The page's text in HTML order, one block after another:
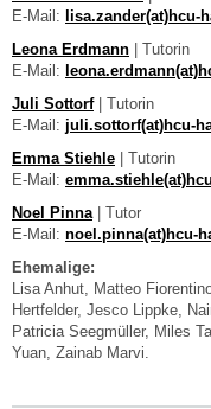
E-Mail: lisa.zander(at)hcu-
Leona Erdmann | Tutorin
E-Mail:
Juli Sottorf| Tutorin
E-Mail: juli.sottorf(at)hcu-
Emma Stiehle | Tutorin
E-Mail:
Noel Pinna| Tutor
E-Mail: noel.pinna(at)hcu-
Ehemalige:
Lisa Anhut, Matteo
Hertfelder, Jesco Lippke,
Patricia Seegmüller, Miles
Yuan, Zainab Marvi.